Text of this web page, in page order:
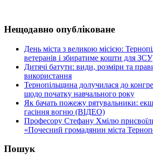
Нещодавно опубліковане
День міста з великою місією:
ветеранів і збиратиме кошти для ЗСУ
Дитячі батути: види, розміри та
використання
Тернопільщина долучилася до
щодо початку навчального року
Як бачать пожежу рятувальники:
гасіння вогню (ВІДЕО)
Професору Стефану Хмілю
«Почесний громадянин міста
Пошук